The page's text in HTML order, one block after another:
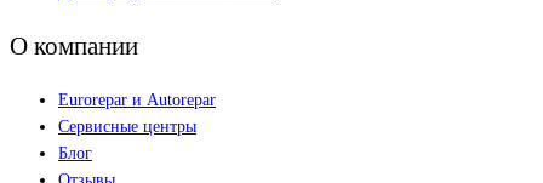
О компании
Eurorepar и Autorepar
Сервисные центры
Блог